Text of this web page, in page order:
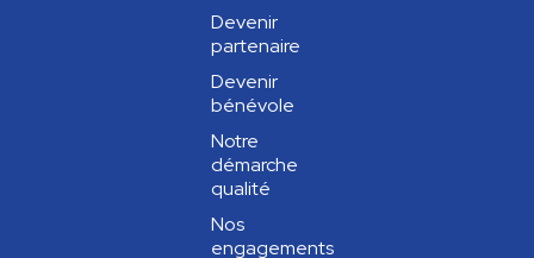
Devenir
partenaire
Devenir
bénévole
Notre
démarche
qualité
Nos
engagements